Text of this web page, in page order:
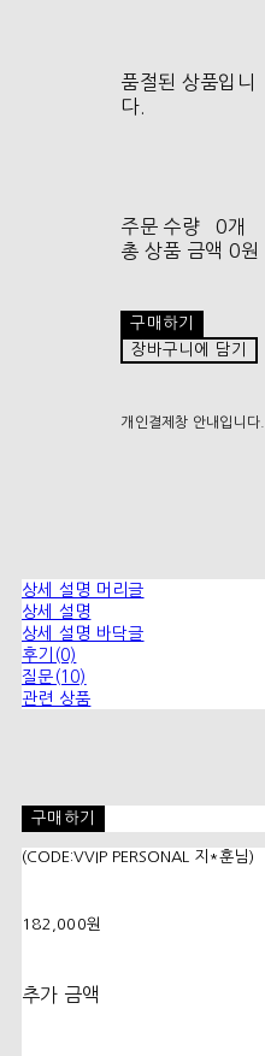
품절된 상품입니
다.
주문 수량
0개
총 상품 금액 0원
구매하기
장바구니에 담기
개인결제창 안내입니다.
상세 설명 머리글
상세 설명
상세 설명 바닥글
후기(0)
질문(10)
관련 상품
구매하기
(CODE:VVIP PERSONAL 지*훈님)
182,000원
추가 금액